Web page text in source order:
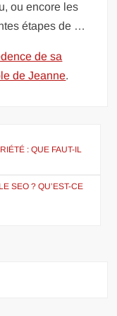
ou encore les
étapes de …
de sa
de Jeanne.
: QUE FAUT-IL
SEO ? QU’EST-CE